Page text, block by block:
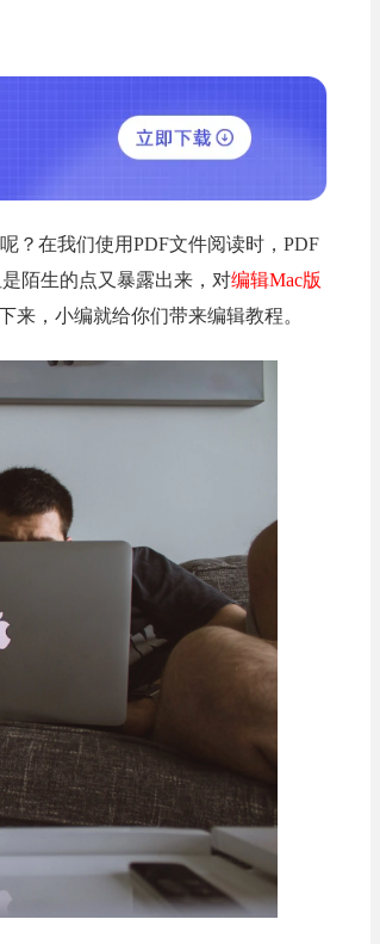
？在我们使用PDF文件阅读时，PDF
陌生的点又暴露出来，对编辑Mac版
来，小编就给你们带来编辑教程。